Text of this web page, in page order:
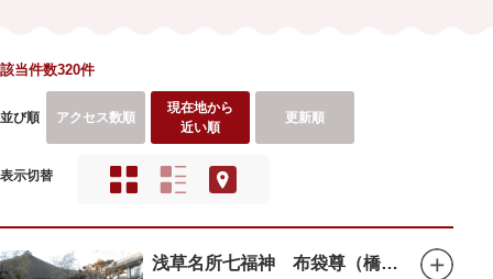
該当件数320件
並び順 アクセス数順
現在地から
近い順
更新順
表示切替
浅草名所七福神 布袋尊（橋場不動尊）